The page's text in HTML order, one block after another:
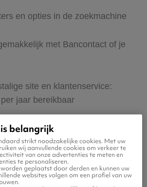
en opties in de zoekmachine
met Bancontact of je
site en klantenservice:
jaar bereikbaar
boeken en betalen
een hotel of huurauto voor
belangrijk
strikt noodzakelijke cookies. Met uw
wij aanvullende cookies om verkeer te
van onze advertenties te meten en
te personaliseren.
geplaatst door derden en kunnen uw
websites volgen om een profiel van uw